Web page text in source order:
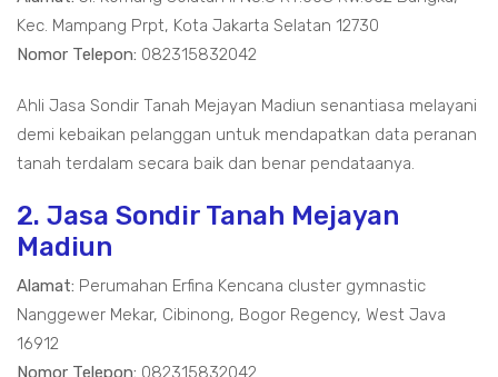
Kec. Mampang Prpt, Kota Jakarta Selatan 12730
Nomor Telepon: 082315832042
Ahli Jasa Sondir Tanah Mejayan Madiun senantiasa melayani
demi kebaikan pelanggan untuk mendapatkan data peranan
tanah terdalam secara baik dan benar pendataanya.
2. Jasa Sondir Tanah Mejayan
Madiun
Alamat: Perumahan Erfina Kencana cluster gymnastic
Nanggewer Mekar, Cibinong, Bogor Regency, West Java
16912
Nomor Telepon: 082315832042